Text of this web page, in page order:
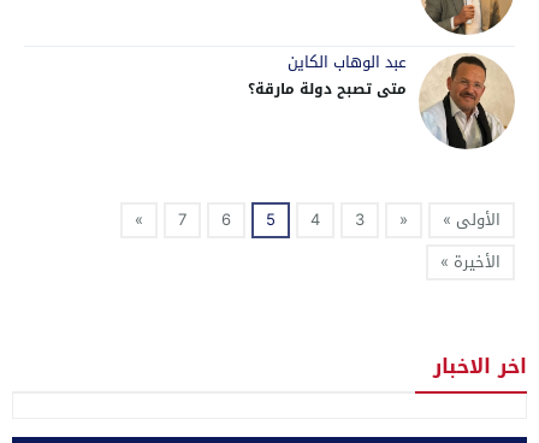
عبد الوهاب الكاين
متى تصبح دولة مارقة؟
الأولى » «
3
4
5
6
7
»
الأخيرة »
اخر الاخبار